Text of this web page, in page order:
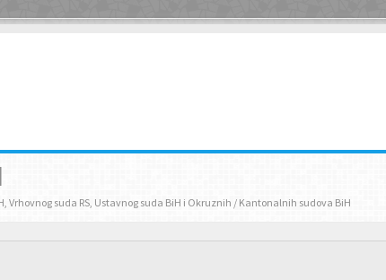
Vrhovnog suda RS, Ustavnog suda BiH i Okruznih / Kantonalnih sudova BiH